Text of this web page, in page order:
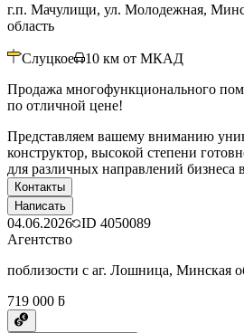
г.п. Мачулищи, ул. Молодежная,
область
Слуцкое 10 км от МКАД
Продажа многофункционального
по отличной цене!
Представляем вашему вниманию
конструктор, высокой степени
для различных направлений
Контакты
Написать
04.06.2026 ID 4050089
Агентство
поблизости с аг. Лошница, Минская
719 000 ƃ